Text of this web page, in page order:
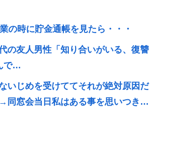
の時に貯金通帳を見たら・・・
の友人男性「知り合いがいる、復讐
で…
いじめを受けててそれが絶対原因だ
同窓会当日私はある事を思いつき…